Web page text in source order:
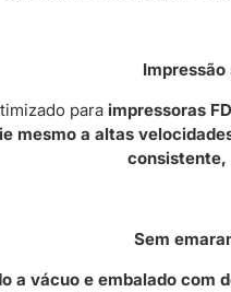
para impressoras
mesmo a altas
consistente,
Sem
a vácuo e embalado com